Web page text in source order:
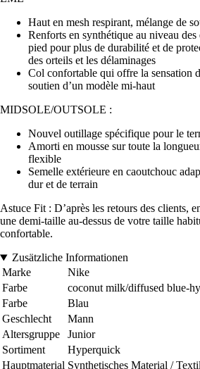
Haut en mesh respirant, mélange de
Renforts en synthétique au niveau
pied pour plus de durabilité et de
des orteils et les délaminages
Col confortable qui offre la sensation
soutien d’un modèle mi-haut
MIDSOLE/OUTSOLE :
Nouvel outillage spécifique pour le
Amorti en mousse sur toute la
flexible
Semelle extérieure en caoutchouc
dur et de terrain
Astuce Fit : D’après les retours des clients,
une demi-taille au-dessus de votre taille
confortable.
Zusätzliche Informationen
Marke
Nike
Farbe
coconut milk/diffused blue-
Farbe
Blau
Geschlecht
Mann
Altersgruppe
Junior
Sortiment
Hyperquick
Hauptmaterial Synthetisches Material / Textil